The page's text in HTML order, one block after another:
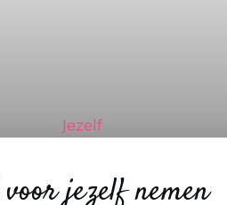
Jezelf
jezelf nemen